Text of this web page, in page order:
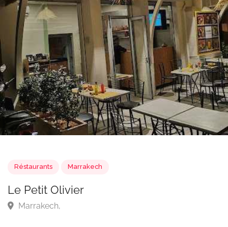
Réstaurants Marrakech